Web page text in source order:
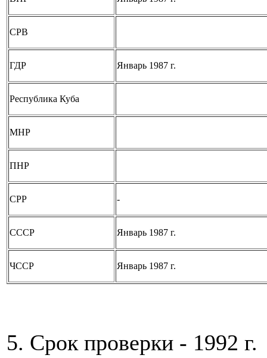
СРВ
ГДР Январь 1987 г.
Республика Куба
МНР
ПНР
СРР -
СССР Январь 1987 г.
ЧССР Январь 1987 г.
5. Срок проверки - 1992 г.